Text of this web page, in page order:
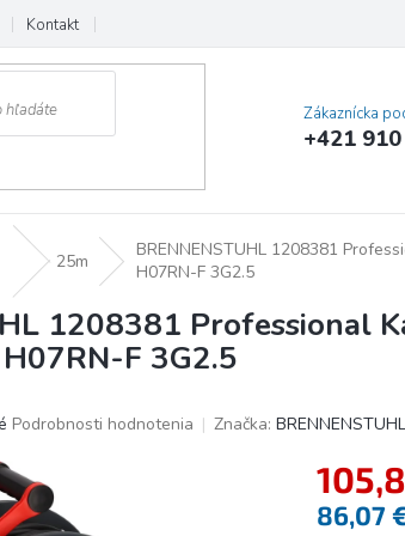
Kontakt
Zákaznícka
+421
25m
BRENNENSTUHL 1208381
H07RN-F 3G2.5
1208381 Professional
F 3G2.5
Podrobnosti hodnotenia Značka: BRENNENSTUHL
86,07